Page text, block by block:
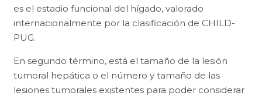
es el estadio funcional del hígado, valorado
internacionalmente por la clasificación de CHILD-
PUG.
En segundo término, está el tamaño de la lesión
tumoral hepática o el número y tamaño de las
lesiones tumorales existentes para poder considerar